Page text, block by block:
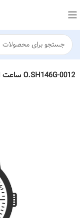
ساعت اورینتال مردانه کد O.SH146G-0012